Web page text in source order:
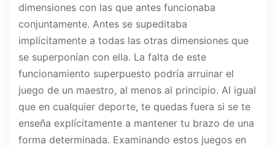
dimensiones con las que antes funcionaba
conjuntamente. Antes se supeditaba
implícitamente a todas las otras dimensiones que
se superponían con ella. La falta de este
funcionamiento superpuesto podría arruinar el
juego de un maestro, al menos al principio. Al igual
que en cualquier deporte, te quedas fuera si se te
enseña explícitamente a mantener tu brazo de una
forma determinada. Examinando estos juegos en